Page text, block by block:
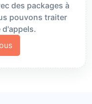
des packages à
pouvons traiter